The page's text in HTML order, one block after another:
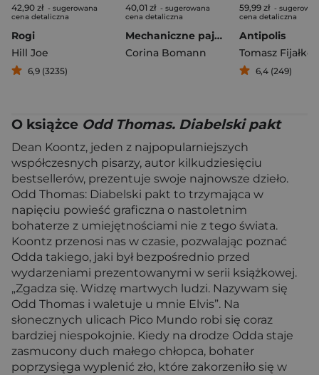
42,90 zł - sugerowana
cena detaliczna
Rogi
Hill Joe
6,9 (3235)
40,01 zł - sugerowana
cena detaliczna
Mechaniczne pająki
Corina Bomann
59,99 zł -
cena detaliczna
Antipolis
Tomasz
6,4 (249)
O książce Odd Thomas. Diabelski pakt
Dean Koontz, jeden z najpopularniejszych
współczesnych pisarzy, autor kilkudziesięciu
bestsellerów, prezentuje swoje najnowsze dzieło.
Odd Thomas: Diabelski pakt to trzymająca w
napięciu powieść graficzna o nastoletnim
bohaterze z umiejętnościami nie z tego świata.
Koontz przenosi nas w czasie, pozwalając poznać
Odda takiego, jaki był bezpośrednio przed
wydarzeniami prezentowanymi w serii książkowej.
„Zgadza się. Widzę martwych ludzi. Nazywam się
Odd Thomas i waletuje u mnie Elvis”. Na
słonecznych ulicach Pico Mundo robi się coraz
bardziej niespokojnie. Kiedy na drodze Odda staje
zasmucony duch małego chłopca, bohater
poprzysięga wyplenić zło, które zakorzeniło się w